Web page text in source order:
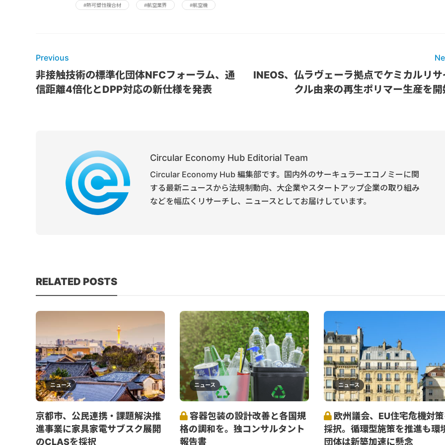
#熱可塑性複合材 #航空業界 #航空機
Previous
非接触技術の標準化団体NFCフォーラム、通
信距離4倍化とDPP対応の新仕様を発表
INEOS、仏ラヴェーラ拠点でケミカルリサ
クル由来の再生ポリマー生産を開
Circular Economy Hub Editorial Team
Circular Economy Hub 編集部です。国内外のサーキュラーエコノミーに関
する最新ニュースから法規制動向、大企業やスタートアップ企業の取り組み
などを幅広くリサーチし、ニュースとしてお届けしています。
RELATED POSTS
ニュース
京都市、公民連携・課題解決推
進事業に家具家電サブスク展開
のCLASを採択
ニュース
容器包装の設計改善と各国規
格の調和を。独コンサルタント
報告書
ニュース
欧州議会、EU住宅危機対
採択。循環型施策を推進も環
団体は新築加速に懸念